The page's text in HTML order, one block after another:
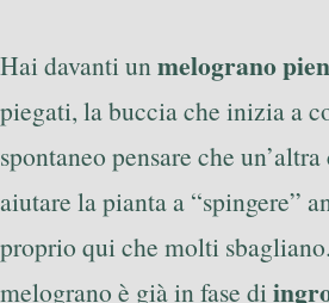
Hai davanti unmelograno
piegati, la buccia che inizia a
spontaneo pensare che
aiutare la pianta a “spingere”
proprio qui che molti
melograno è già in fase di